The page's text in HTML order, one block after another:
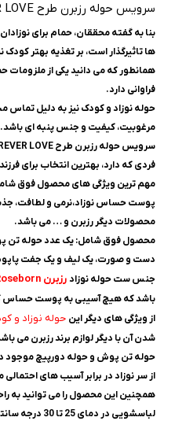
سرویس حوله رزبرن طرح FOREVER LOVE
بنا به گفته محققان، حمام برای
ها تاثیرگذار است، بر تغذیه بهتر کودک
همانطور که می دانید یکی از
فراوانی دارد.
حوله نوزاد و کودک نیز به دلیل تماس
مرغوبیت، کیفیت و جنس پنبه ای باشد.
فردی که دارد، بهترین انتخاب برای
مهم ترین ویژگی های محصول فوق
پوست حساس نوزاد،نرمی و لطافت،
محصولات دیگر رزبرن و … می باشد.
محصول فوق شامل: یک عدد حوله‌ تن‌
دست و صورت، یک لیف و یک جفت
جنس ست حوله نوزاد رزبرن
باشد که هیچ آسیبی به پوست حساس
از ویژگی های دیگر این حوله نوزاد و
شدن آن با دیگر لوازم برند رزبرن می
حوله تن پوش و حوله دورپیچ موجود
از سر نوزاد در برابر آسیب های
همچنین این محصول را می توانید به
لباسشویی در دمای 25 تا 30 درجه سانتی گراد شستشو دهید.